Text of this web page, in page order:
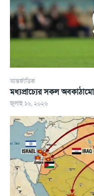
আন্তর্জাতিক
মধ্যপ্রাচ্যের সকল
জুলাই ১৬, ২০২৬